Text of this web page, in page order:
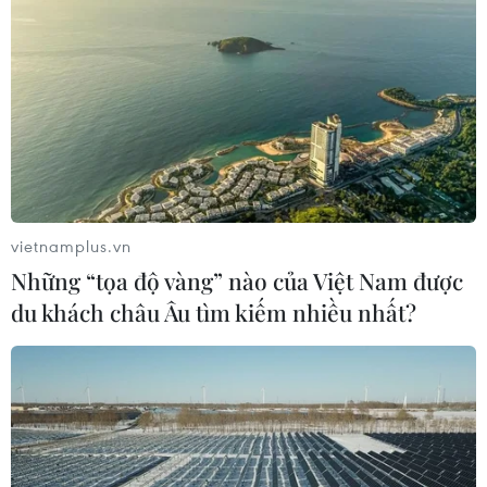
vietnamplus.vn
Những “tọa độ vàng” nào của Việt Nam được
du khách châu Âu tìm kiếm nhiều nhất?